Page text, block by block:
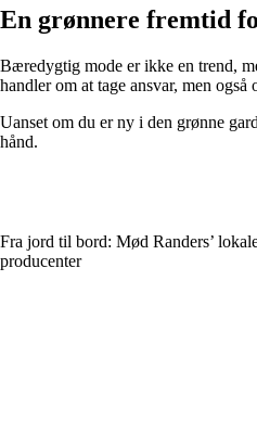
En grønnere fremtid
Bæredygtig mode er ikke en trend,
handler om at tage ansvar, men
Uanset om du er ny i den grønne
hånd.
Fra jord til bord: Mød Randers’
producenter